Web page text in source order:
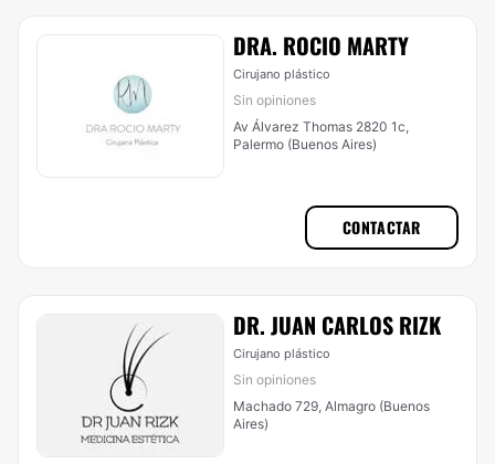
DRA. ROCIO MARTY
Cirujano plástico
Sin opiniones
Av Álvarez Thomas 2820 1c,
Palermo (Buenos Aires)
CONTACTAR
DR. JUAN CARLOS RIZK
Cirujano plástico
Sin opiniones
Machado 729, Almagro (Buenos
Aires)